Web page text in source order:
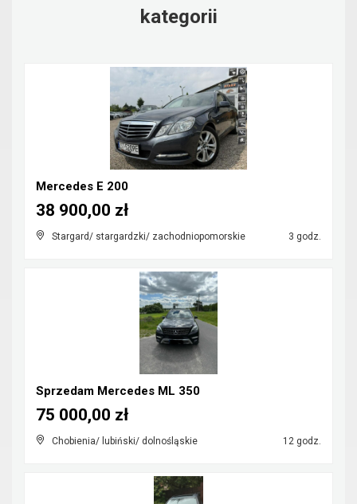
kategorii
Mercedes E 200
Stargard/ stargardzki/ zachodniopomorskie 3 godz.
38 900,00 zł
Sprzedam Mercedes ML 350
Chobienia/ lubiński/ dolnośląskie 12 godz.
75 000,00 zł